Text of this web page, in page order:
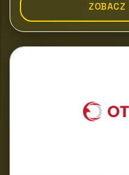
ZOBACZ